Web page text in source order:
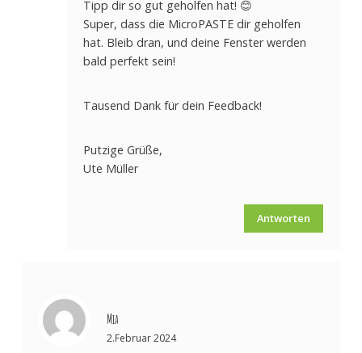
Tipp dir so gut geholfen hat! 😊
Super, dass die MicroPASTE dir geholfen
hat. Bleib dran, und deine Fenster werden
bald perfekt sein!
Tausend Dank für dein Feedback!
Putzige Grüße,
Ute Müller
Antworten
Mia
2.Februar 2024